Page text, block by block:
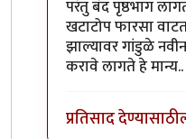
परंतु बंद पृष्ठभाग
खटाटोप फारसा
झाल्यावर गांडुळे
करावे लागते हे मान्य..
प्रतिसाद देण्यासाठी